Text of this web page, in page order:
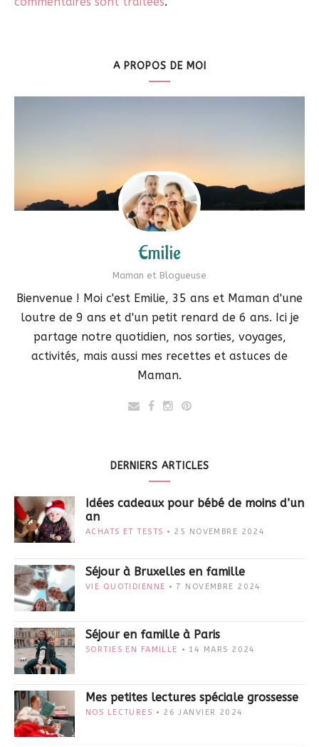
A PROPOS DE MOI
Emilie
Maman et Blogueuse
Bienvenue ! Moi c'est Emilie, 35 ans et Maman d'une
loutre de 9 ans et d'un petit renard de 6 ans. Ici je
partage notre quotidien, nos sorties, voyages,
activités, mais aussi mes recettes et astuces de
Maman.
DERNIERS ARTICLES
Idées cadeaux pour bébé de moins d’un
an
ACHATS ET TESTS 25 NOVEMBRE 2024
Séjour à Bruxelles en famille
VIE QUOTIDIENNE 7 NOVEMBRE 2024
Séjour en famille à Paris
SORTIES EN FAMILLE 14 MARS 2024
Mes petites lectures spéciale grossesse
NOS LECTURES 26 JANVIER 2024